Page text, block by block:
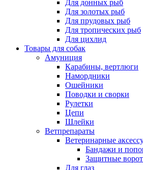
Для донных рыб
Для золотых рыб
Для прудовых рыб
Для тропических рыб
Для цихлид
Товары для собак
Амуниция
Карабины, вертлюги
Намордники
Ошейники
Поводки и сворки
Рулетки
Цепи
Шлейки
Ветпрепараты
Ветеринарные
Бандажи и
Защитные
Для глаз